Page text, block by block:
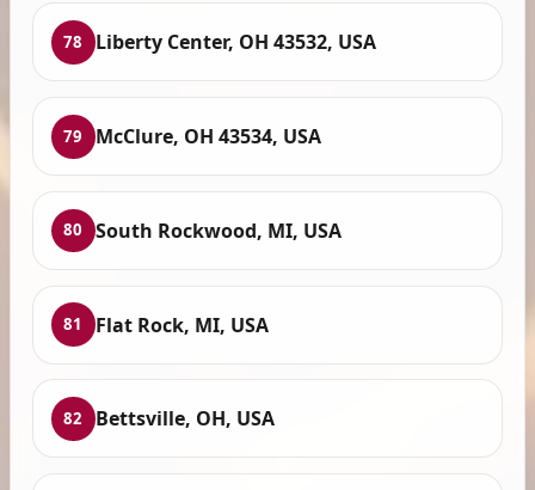
78 Liberty Center, OH 43532, USA
79 McClure, OH 43534, USA
80 South Rockwood, MI, USA
81 Flat Rock, MI, USA
82 Bettsville, OH, USA